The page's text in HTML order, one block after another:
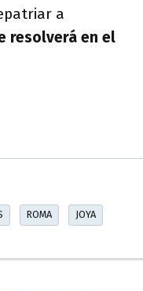
a
resolverá en el
ROMA JOYA